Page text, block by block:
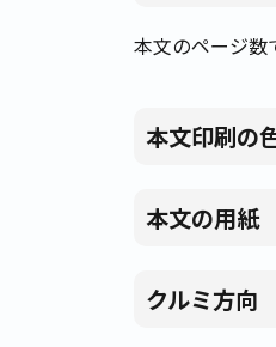
本文のページ数
本文印刷の
本文の用紙
クルミ方向